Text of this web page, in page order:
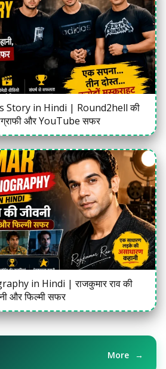
Story in Hindi | Round2hell की
और YouTube सफर
in Hindi | राजकुमार राव की
और फिल्मी सफर
More →